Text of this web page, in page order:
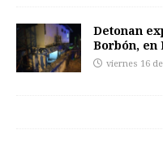
Detonan
Borbón, en
viernes 16